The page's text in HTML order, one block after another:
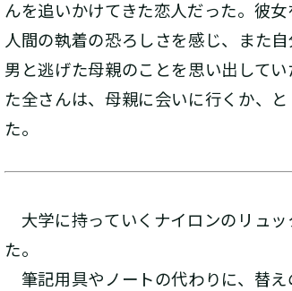
んを追いかけてきた恋人だった。彼
人間の執着の恐ろしさを感じ、また自
男と逃げた母親のことを思い出して
た全さんは、母親に会いに行くか、
た。
大学に持っていくナイロンのリュ
た。
筆記用具やノートの代わりに、替